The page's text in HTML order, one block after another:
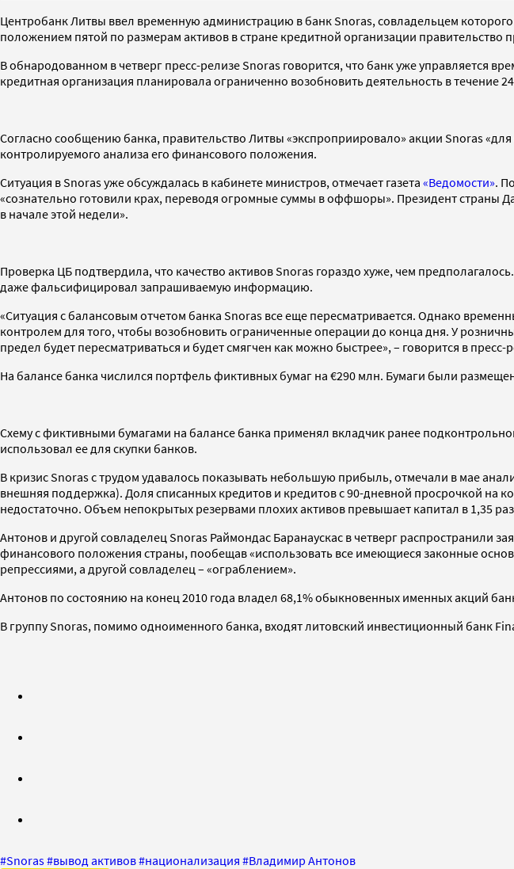
Центробанк Литвы ввел временную администрацию в банк Snoras, совладельцем
положением пятой по размерам активов в стране кредитной организации
В обнародованном в четверг пресс-релизеSnoras говорится, что банк уже управляется
кредитная организация планировала ограниченно возобновить деятельность в
Согласно сообщению банка, правительство Литвы «экспроприировало» акции Snoras
контролируемого анализа его финансового положения.
Ситуация вSnorasуже обсуждалась в кабинете министров, отмечает газета «Ведомости».
«сознательно готовили крах, переводя огромные суммы в оффшоры». Президент страны
в начале этой недели».
Проверка ЦБ подтвердила, что качество активов Snoras гораздо хуже, чем
даже фальсифицировал запрашиваемую информацию.
«Ситуация с балансовым отчетом банка Snoras все еще пересматривается. Однако
контролем для того, чтобы возобновить ограниченные операции до конца дня. У
предел будет пересматриваться и будет смягчен как можно быстрее», – говорится в пресс-
На балансе банка числился портфель фиктивных бумаг на €290 млн. Бумаги были
Схему с фиктивными бумагами на балансе банка применял вкладчик ранее
использовал ее для скупки банков.
В кризис Snoras с трудом удавалось показывать небольшую прибыль, отмечали в мае
внешняя поддержка). Доля списанных кредитов и кредитов с 90-дневной просрочкой на
недостаточно. Объем непокрытых резервами плохих активов превышает капитал в 1,35
Антонов и другой совладелец Snoras Раймондас Баранаускас в четверг распространили
финансового положения страны, пообещав «использовать все имеющиеся законные
репрессиями, а другой совладелец – «ограблением».
Антонов по состоянию на конец 2010 года владел 68,1% обыкновенных именных акций
В группу Snoras, помимо одноименного банка, входят литовский инвестиционный банк
#Snoras#вывод активов#национализация #Владимир Антонов